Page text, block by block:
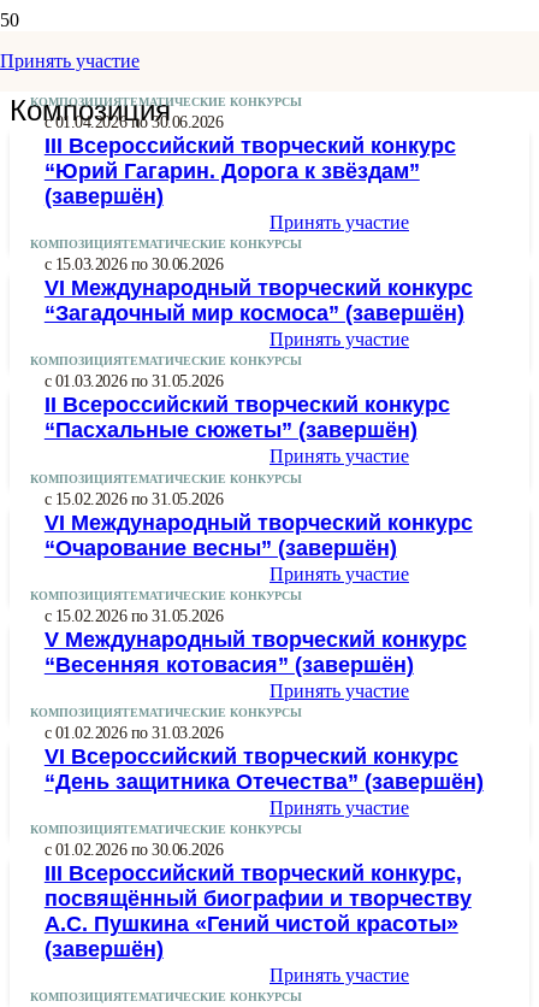
Принять участие
Композиция
КОМПОЗИЦИЯТЕМАТИЧЕСКИЕ КОНКУРСЫ
с 01.04.2026 по 30.06.2026
III Всероссийский творческий конкурс
“Юрий Гагарин. Дорога к звёздам”
(завершён)
Принять участие
КОМПОЗИЦИЯТЕМАТИЧЕСКИЕ КОНКУРСЫ
с 15.03.2026 по 30.06.2026
VI Международный творческий конкурс
“Загадочный мир космоса” (завершён)
Принять участие
КОМПОЗИЦИЯТЕМАТИЧЕСКИЕ КОНКУРСЫ
с 01.03.2026 по 31.05.2026
II Всероссийский творческий конкурс
“Пасхальные сюжеты” (завершён)
Принять участие
КОМПОЗИЦИЯТЕМАТИЧЕСКИЕ КОНКУРСЫ
с 15.02.2026 по 31.05.2026
VI Международный творческий конкурс
“Очарование весны” (завершён)
Принять участие
КОМПОЗИЦИЯТЕМАТИЧЕСКИЕ КОНКУРСЫ
с 15.02.2026 по 31.05.2026
V Международный творческий конкурс
“Весенняя котовасия” (завершён)
Принять участие
КОМПОЗИЦИЯТЕМАТИЧЕСКИЕ КОНКУРСЫ
с 01.02.2026 по 31.03.2026
VI Всероссийский творческий конкурс
“День защитника Отечества” (завершён)
Принять участие
КОМПОЗИЦИЯТЕМАТИЧЕСКИЕ КОНКУРСЫ
с 01.02.2026 по 30.06.2026
III Всероссийский творческий конкурс,
посвящённый биографии и творчеству
А.С. Пушкина «Гений чистой красоты»
(завершён)
Принять участие
КОМПОЗИЦИЯТЕМАТИЧЕСКИЕ КОНКУРСЫ